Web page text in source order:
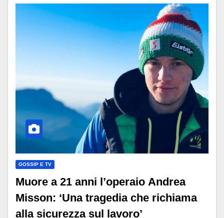
GOSSIP E TV
Muore a 21 anni l’operaio Andrea
Misson: ‘Una tragedia che richiama
alla sicurezza sul lavoro’